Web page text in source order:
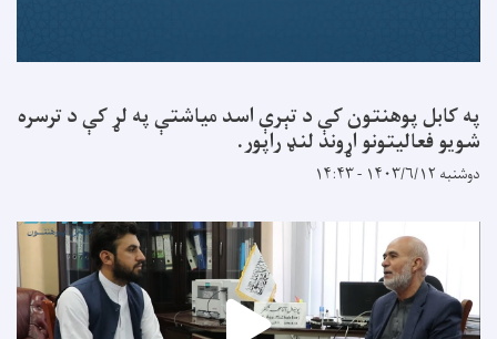
په کابل پوهنتون کې د تېرې اسد میاشتې په لړ کې د ترسره
شویو فعالیتونو اړوند لنډ راپور.
دوشنبه ۱۴۰۳/۶/۱۲ - ۱۴:۴۳